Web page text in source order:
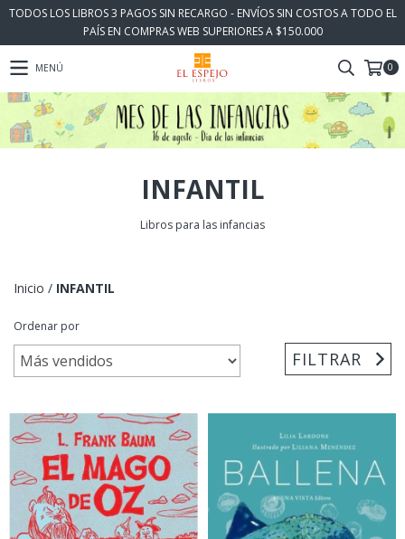
TODOS LOS LIBROS 3 PAGOS SIN RECARGO - ENVÍOS SIN COSTOS A TODO EL
PAÍS EN COMPRAS WEB SUPERIORES A $150.000
MENÚ 0
INFANTIL
Libros para las infancias
Inicio / INFANTIL
Ordenar por
FILTRAR